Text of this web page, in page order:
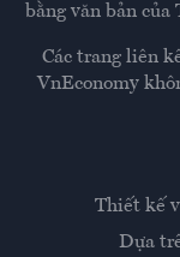
Thiết kế
Dựa
bằng văn bản của
Các trang liên
VnEconomy